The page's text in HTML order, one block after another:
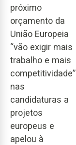
próximo
orçamento da
União Europeia
“vão exigir mais
trabalho e mais
competitividade”
nas
candidaturas a
projetos
europeus e
apelou à